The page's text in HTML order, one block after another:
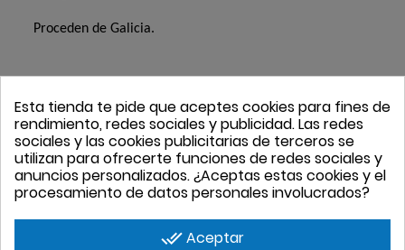
Proceden de Galicia.
4 PRODUCTOS EN
LA MISMA
CATEGORÍA
Esta tienda te pide que aceptes cookies para fines de
rendimiento, redes sociales y publicidad. Las redes
sociales y las cookies publicitarias de terceros se
utilizan para ofrecerte funciones de redes sociales y
anuncios personalizados. ¿Aceptas estas cookies y el
procesamiento de datos personales involucrados?
done_allAceptar